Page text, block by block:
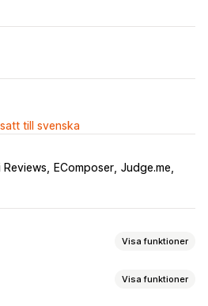
till svenska
Reviews EComposer Judge.me
Visa funktioner
Visa funktioner